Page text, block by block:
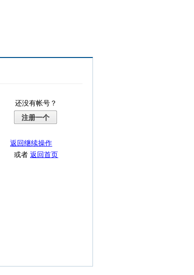
还没有帐号？
注册一个
返回继续操作
或者返回首页